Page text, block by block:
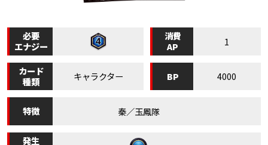
必要
エナジー
消費
AP
1
カード
種類
キャラクター BP 4000
特徴 秦／玉鳳隊
発生